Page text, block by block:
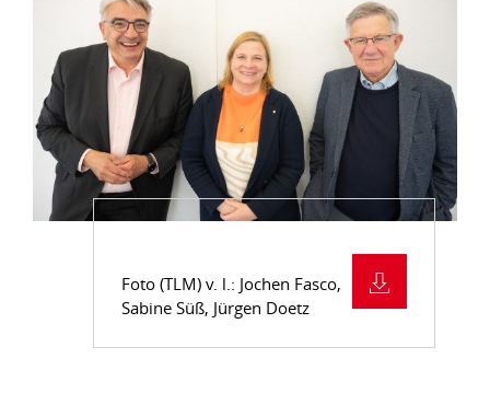
Foto (TLM) v. l.: Jochen Fasco,
Sabine Süß, Jürgen Doetz